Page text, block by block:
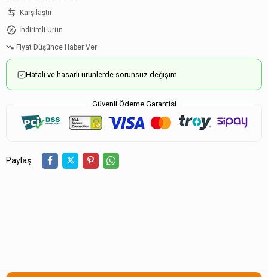
Karşılaştır
İndirimli Ürün
Fiyat Düşünce Haber Ver
Hatalı ve hasarlı ürünlerde sorunsuz değişim
Güvenli Ödeme Garantisi
Paylaş